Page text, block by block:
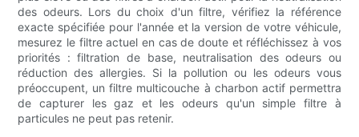
des odeurs. Lors du choix d'un filtre, vérifiez la référence
exacte spécifiée pour l'année et la version de votre véhicule,
mesurez le filtre actuel en cas de doute et réfléchissez à vos
priorités : filtration de base, neutralisation des odeurs ou
réduction des allergies. Si la pollution ou les odeurs vous
préoccupent, un filtre multicouche à charbon actif permettra
de capturer les gaz et les odeurs qu'un simple filtre à
particules ne peut pas retenir.